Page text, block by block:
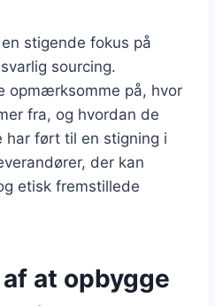
stigende fokus på
sourcing.
opmærksomme på, hvor
fra, og hvordan de
har ført til en stigning i
der kan
etisk fremstillede
at opbygge